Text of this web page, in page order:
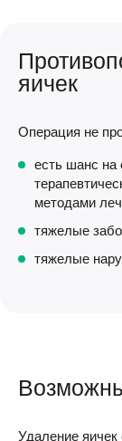
яичек
Операция не
есть шанс на
методами
тяжелые
тяжелые
Удаление яичек